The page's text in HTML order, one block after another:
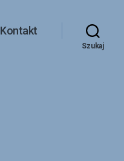
Kontakt
Szukaj